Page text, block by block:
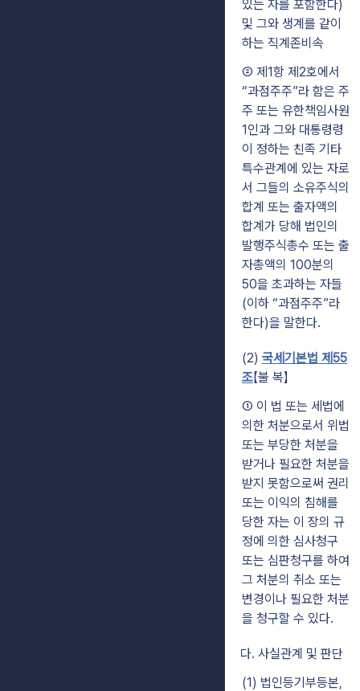
있는 자를 포함한다)
및 그와 생계를 같이
하는 직계존비속
② 제1항 제2호에서
“과점주주”라 함은 주
주 또는 유한책임사원
1인과 그와 대통령령
이 정하는 친족 기타
특수관계에 있는 자로
서 그들의 소유주식의
합계 또는 출자액의
합계가 당해 법인의
발행주식총수 또는 출
자총액의 100분의
50을 초과하는 자들
(이하 “과점주주”라
한다)을 말한다.
(2) 국세기본법 제55
조【불 복】
① 이 법 또는 세법에
의한 처분으로서 위법
또는 부당한 처분을
받거나 필요한 처분을
받지 못함으로써 권리
또는 이익의 침해를
당한 자는 이 장의 규
정에 의한 심사청구
또는 심판청구를 하여
그 처분의 취소 또는
변경이나 필요한 처분
을 청구할 수 있다.
다. 사실관계 및 판단
(1) 법인등기부등본,